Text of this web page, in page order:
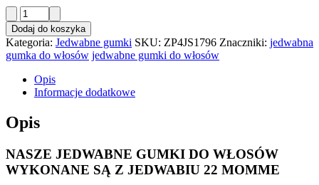
149,99zł.
ilość
Jedwabna
Gumka
Do
Włosów
Oliwkowa
Gumki
Gratis
Dodaj do koszyka
Kategoria: Jedwabne gumki SKU: ZP4JS1796 Znaczniki: jedwabna
gumka do włosów jedwabne gumki do włosów
Opis
Informacje dodatkowe
Opis
NASZE JEDWABNE GUMKI DO WŁOSÓW
WYKONANE SĄ Z JEDWABIU 22 MOMME